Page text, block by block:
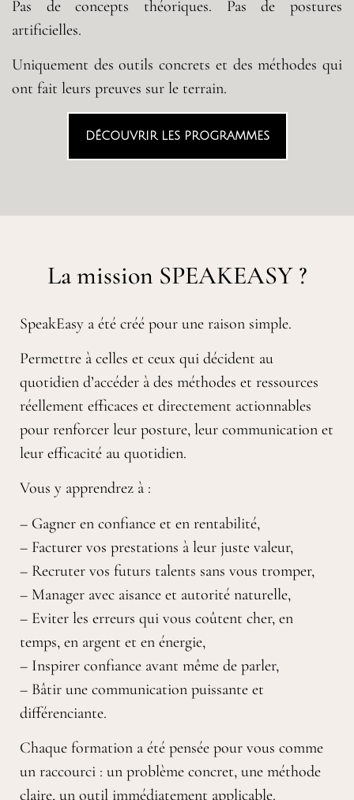
Pas de concepts théoriques. Pas de postures
artificielles.
Uniquement des outils concrets et des méthodes qui
ont fait leurs preuves sur le terrain.
DÉCOUVRIR LES PROGRAMMES
La mission SPEAKEASY ?
SpeakEasy a été créé pour une raison simple.
Permettre à celles et ceux qui décident au
quotidien d’accéder à des méthodes et ressources
réellement efficaces et directement actionnables
pour renforcer leur posture, leur communication et
leur efficacité au quotidien.
Vous y apprendrez à :
– Gagner en confiance et en rentabilité,
– Facturer vos prestations à leur juste valeur,
– Recruter vos futurs talents sans vous tromper,
– Manager avec aisance et autorité naturelle,
– Eviter les erreurs qui vous coûtent cher, en
temps, en argent et en énergie,
– Inspirer confiance avant même de parler,
– Bâtir une communication puissante et
différenciante.
Chaque formation a été pensée pour vous comme
un raccourci : un problème concret, une méthode
claire, un outil immédiatement applicable.